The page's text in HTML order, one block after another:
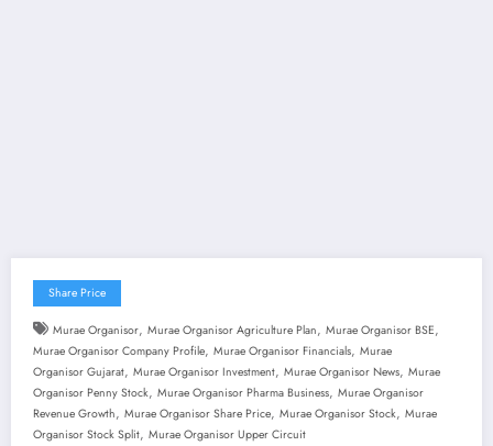
Share Price
Murae Organisor, Murae Organisor Agriculture Plan, Murae Organisor BSE,
Murae Organisor Company Profile, Murae Organisor Financials, Murae
Organisor Gujarat, Murae Organisor Investment, Murae Organisor News, Murae
Organisor Penny Stock, Murae Organisor Pharma Business, Murae Organisor
Revenue Growth, Murae Organisor Share Price, Murae Organisor Stock, Murae
Organisor Stock Split, Murae Organisor Upper Circuit